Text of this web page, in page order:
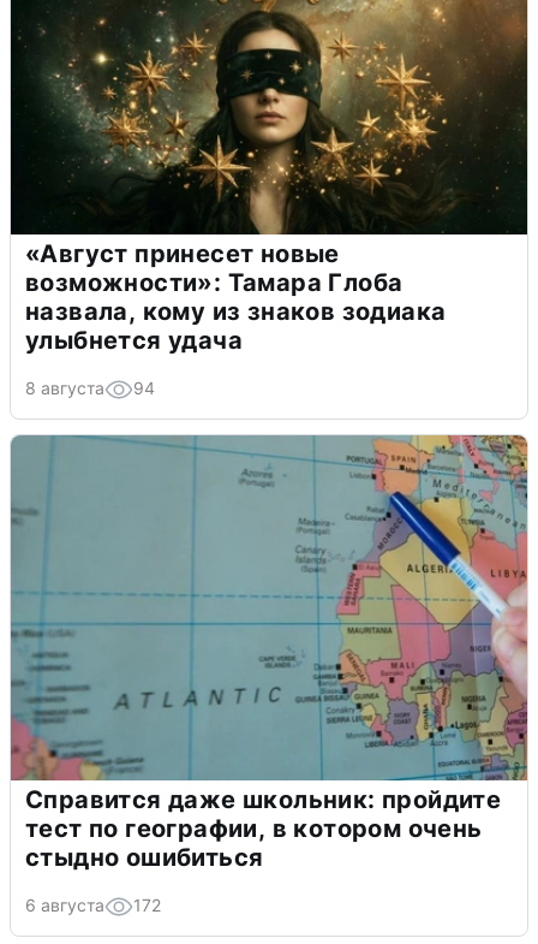
«Август принесет новые
возможности»: Тамара Глоба
назвала, кому из знаков зодиака
улыбнется удача
8 августа 94
Справится даже школьник: пройдите
тест по географии, в котором очень
стыдно ошибиться
6 августа 172